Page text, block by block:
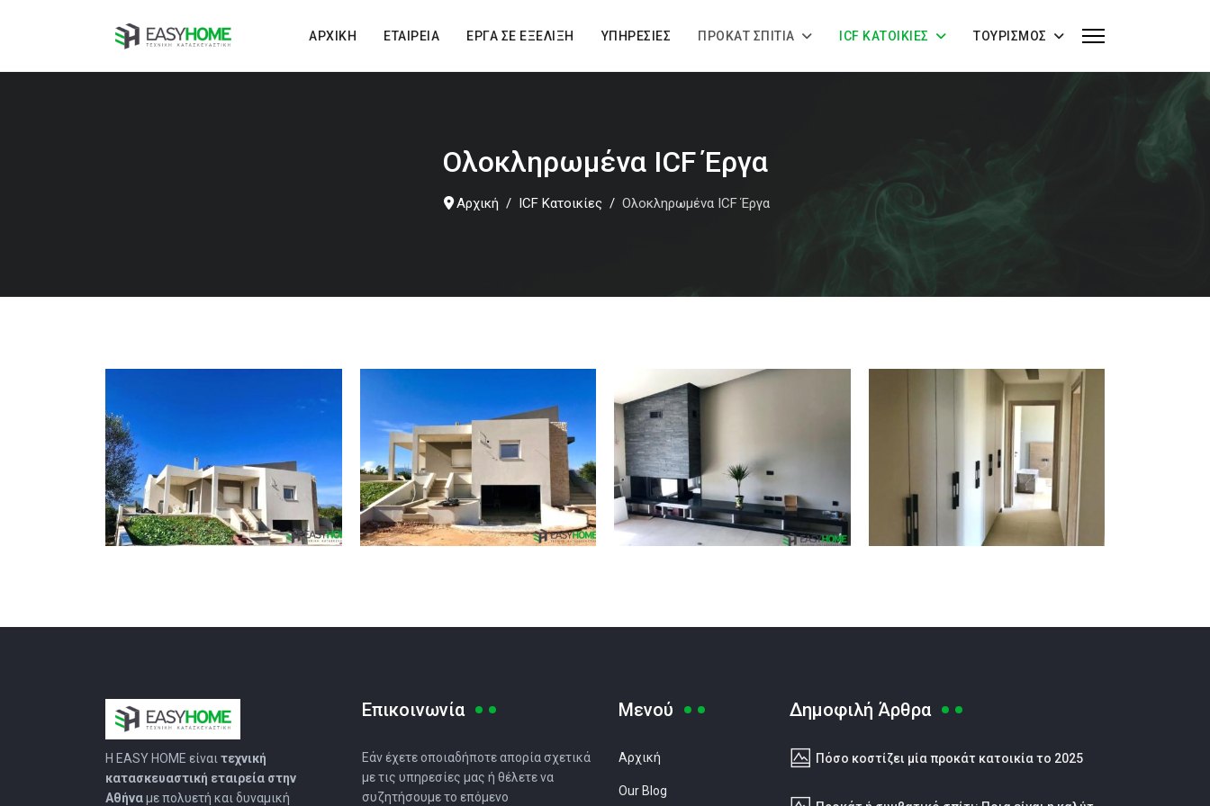
ΑΡΧΙΚΉ ΕΤΑΙΡΕΊΑ ΈΡΓΑ ΣΕ ΕΞΈΛΙΞΗ ΥΠΗΡΕΣΊΕΣ ΠΡΟΚΆΤ ΣΠΊΤΙΑ ICF ΚΑΤΟΙΚΊΕΣ ΤΟΥΡΙΣΜΌΣ
Ολοκληρωμένα ICF Έργα
Αρχική ICF Κατοικίες Ολοκληρωμένα ICF Έργα
Η EASY HOMΕ είναι τεχνική
κατασκευαστική εταιρεία στην
Αθήναμε πολυετή και δυναμική
Επικοινωνία
Εάν έχετε οποιαδήποτε απορία σχετικά
με τις υπηρεσίες μας ή θέλετε να
συζητήσουμε το επόμενο
Μενού
Αρχική
Our Blog
Δημοφιλή Άρθρα
Πόσο κοστίζει μία προκάτ κατοικία το 2025